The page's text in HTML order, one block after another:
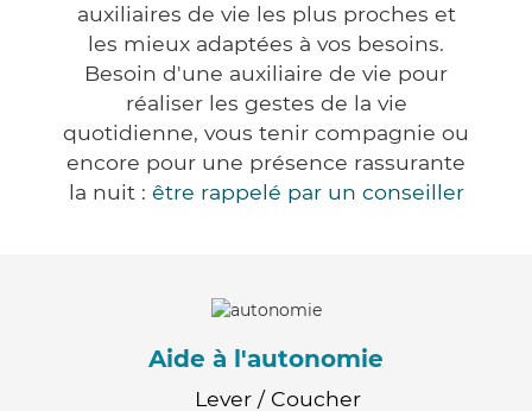
auxiliaires de vie les plus proches et
les mieux adaptées à vos besoins.
Besoin d'une auxiliaire de vie pour
réaliser les gestes de la vie
quotidienne, vous tenir compagnie ou
encore pour une présence rassurante
la nuit : être rappelé par un conseiller
Aide à l'autonomie
Lever / Coucher